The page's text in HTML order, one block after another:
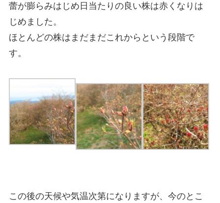
蕾が膨らみはじめ日当たりの良い株は赤くなりは
じめました。
ほとんどの株はまだまだこれからという段階で
す。
この後の天候や気温次第になりますが、今のとこ